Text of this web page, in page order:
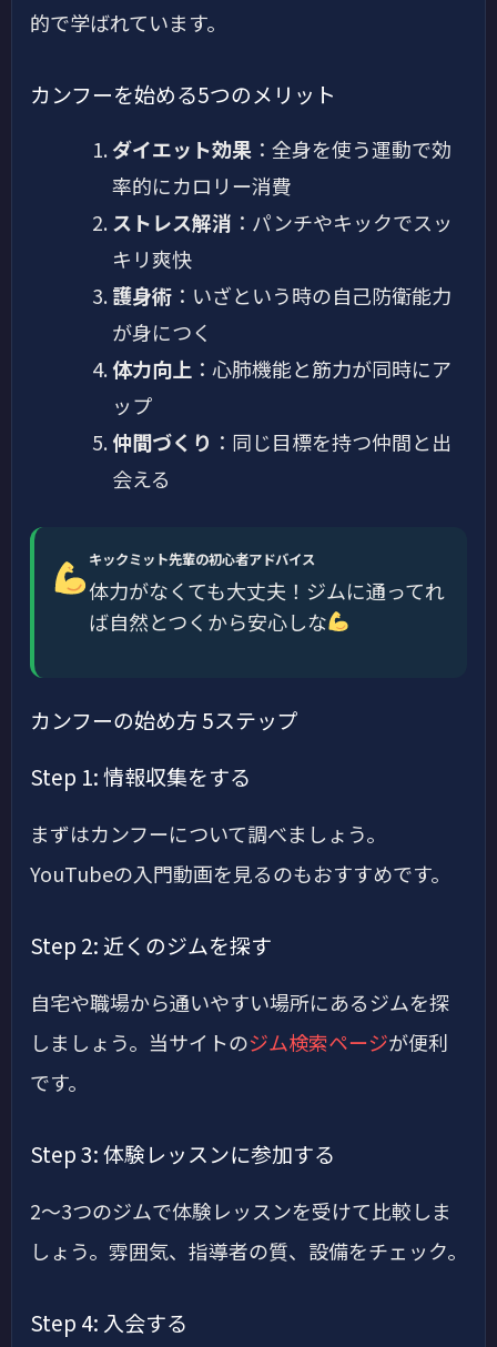
的で学ばれています。
カンフーを始める5つのメリット
ダイエット効果 ：全身を使う運動で効
率的にカロリー消費
ストレス解消 ：パンチやキックでスッ
キリ爽快
護身術：いざという時の自己防衛能力
が身につく
体力向上 ：心肺機能と筋力が同時にア
ップ
仲間づくり ：同じ目標を持つ仲間と出
会える
キックミット先輩の初心者アドバイス
体力がなくても大丈夫！ジムに通ってれ
ば自然とつくから安心しな
カンフーの始め方 5ステップ
Step 1: 情報収集をする
まずはカンフーについて調べましょう。
YouTubeの入門動画を見るのもおすすめです。
Step 2: 近くのジムを探す
自宅や職場から通いやすい場所にあるジムを探
しましょう。当サイトのジム検索ページが便利
です。
Step 3: 体験レッスンに参加する
2〜3つのジムで体験レッスンを受けて比較しま
しょう。雰囲気、指導者の質、設備をチェック。
Step 4: 入会する